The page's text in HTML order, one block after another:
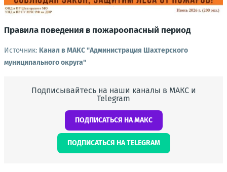
Правила поведения в пожароопасный период
Источник: Канал в МАКС "Администрация Шахтерского
муниципального округа"
Подписывайтесь на наши каналы в МАКС и
Telegram
ПОДПИСАТЬСЯ НА МАКС
ПОДПИСАТЬСЯ НА TELEGRAM